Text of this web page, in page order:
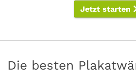
Jetzt starten
Die besten